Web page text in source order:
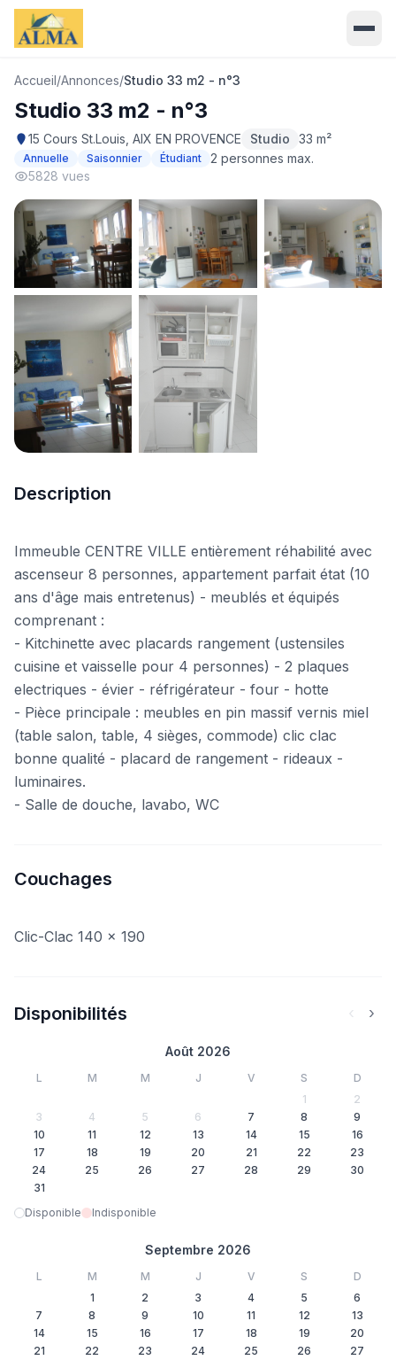
Accueil/Annonces/Studio 33 m2 - n°3
Studio 33 m2 - n°3
15 Cours St.Louis, AIX EN PROVENCE Studio 33 m²
Annuelle Saisonnier Étudiant
2 personnes max.
5828 vues
Description
Immeuble CENTRE VILLE entièrement réhabilité avec
ascenseur 8 personnes, appartement parfait état (10
ans d'âge mais entretenus) - meublés et équipés
comprenant :
- Kitchinette avec placards rangement (ustensiles
cuisine et vaisselle pour 4 personnes) - 2 plaques
electriques - évier - réfrigérateur - four - hotte
- Pièce principale : meubles en pin massif vernis miel
(table salon, table, 4 sièges, commode) clic clac
bonne qualité - placard de rangement - rideaux -
luminaires.
- Salle de douche, lavabo, WC
Couchages
Clic-Clac 140 x 190
Disponibilités ‹ ›
Août 2026
L M M J V S
D
1
2
3
4 5 6 7 8
9
10
11 12 13 14 15
16
17
18 19 20 21 22
23
24
25 26 27 28 29
30
31
Disponible
Indisponible
Septembre 2026
L M M J V S
D
1
2 3 4 5
6
7
8 9 10 11 12
13
14
15 16 17 18 19
20
21
22 23 24 25 26
27